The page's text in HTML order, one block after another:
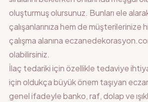
oluşturmuş olursunuz. Bunları ele
çalışanlarınıza hem de müşterilerinize
çalışma alanına
olabilirsiniz.
İlaç tedariki için özellikle tedaviye
için oldukça büyük önem taşıyan
genel ifadeyle banko, raf, dolap ve